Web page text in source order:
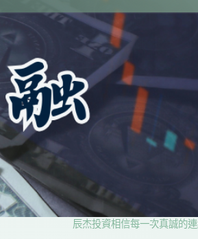
辰杰投資相信每一次真誠的連結